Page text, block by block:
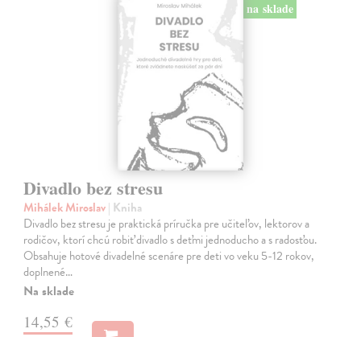
na sklade
Divadlo bez stresu
Mihálek Miroslav| Kniha
Divadlo bez stresu je praktická príručka pre učiteľov, lektorov a
rodičov, ktorí chcú robiť divadlo s deťmi jednoducho a s radosťou.
Obsahuje hotové divadelné scenáre pre deti vo veku 5-12 rokov,
doplnené…
Na sklade
14,55 €